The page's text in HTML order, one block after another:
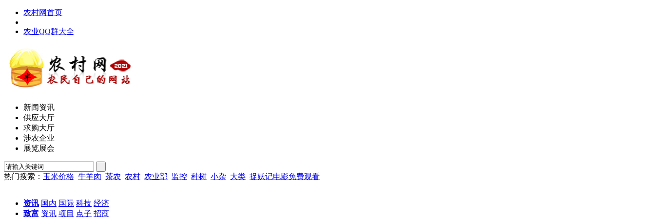
农村网首页
农业QQ群大全
新闻资讯
供应大厅
求购大厅
涉农企业
展览展会
热门搜索： 玉米价格 牛羊肉 茶农 农村 农业部 监控 种树 小杂 大类 捉妖记电影免费观看
资讯 国内 国际 科技 经济
致富 资讯 项目 点子 招商